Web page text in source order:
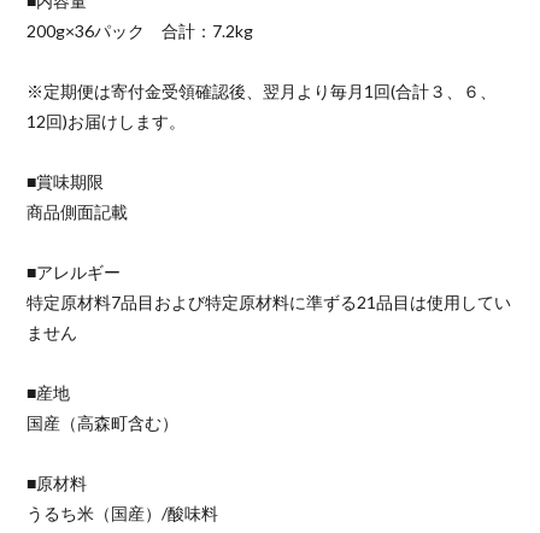
200g×36パック 合計：7.2kg
※定期便は寄付金受領確認後、翌月より毎月1回(合計３、６、
12回)お届けします。
■賞味期限
商品側面記載
■アレルギー
特定原材料7品目および特定原材料に準ずる21品目は使用してい
ません
■産地
国産（高森町含む）
■原材料
うるち米（国産）/酸味料